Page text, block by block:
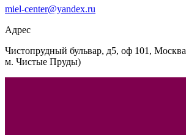
miel-center@yandex.ru
Адрес
Чистопрудный бульвар, д5, оф 101, Москва
м. Чистые Пруды)